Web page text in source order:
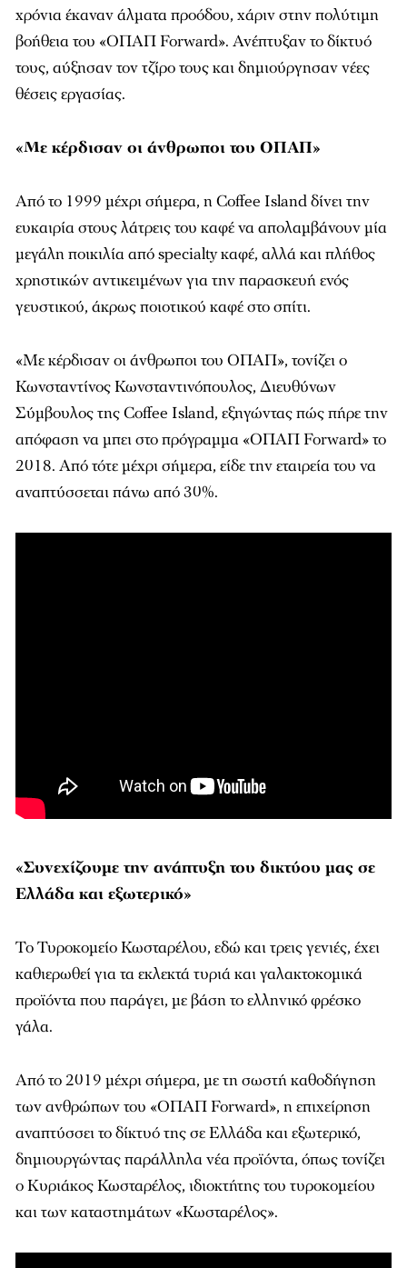
χρόνια έκαναν άλματα προόδου, χάριν στην πολύτιμη
βοήθεια του «ΟΠΑΠ Forward». Ανέπτυξαν το δίκτυό
τους, αύξησαν τον τζίρο τους και δημιούργησαν νέες
θέσεις εργασίας.
«Με κέρδισαν οι άνθρωποι του ΟΠΑΠ»
Από το 1999 μέχρι σήμερα, η Coffee Island δίνει την
ευκαιρία στους λάτρεις του καφέ να απολαμβάνουν μία
μεγάλη ποικιλία από specialty καφέ, αλλά και πλήθος
χρηστικών αντικειμένων για την παρασκευή ενός
γευστικού, άκρως ποιοτικού καφέ στο σπίτι.
«Με κέρδισαν οι άνθρωποι του ΟΠΑΠ», τονίζει ο
Κωνσταντίνος Κωνσταντινόπουλος, Διευθύνων
Σύμβουλος της Coffee Island, εξηγώντας πώς πήρε την
απόφαση να μπει στο πρόγραμμα «ΟΠΑΠ Forward» το
2018. Από τότε μέχρι σήμερα, είδε την εταιρεία του να
αναπτύσσεται πάνω από 30%.
«Συνεχίζουμε την ανάπτυξη του δικτύου μας σε
Ελλάδα και εξωτερικό»
Το Τυροκομείο Κωσταρέλου, εδώ και τρεις γενιές, έχει
καθιερωθεί για τα εκλεκτά τυριά και γαλακτοκομικά
προϊόντα που παράγει, με βάση το ελληνικό φρέσκο
γάλα.
Από το 2019 μέχρι σήμερα, με τη σωστή καθοδήγηση
των ανθρώπων του «ΟΠΑΠ Forward», η επιχείρηση
αναπτύσσει το δίκτυό της σε Ελλάδα και εξωτερικό,
δημιουργώντας παράλληλα νέα προϊόντα, όπως τονίζει
ο Κυριάκος Κωσταρέλος, ιδιοκτήτης του τυροκομείου
και των καταστημάτων «Κωσταρέλος».